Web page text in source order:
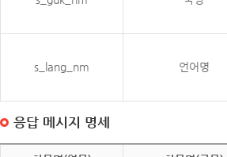
s_lang_nm 언어명
응답 메시지 명세